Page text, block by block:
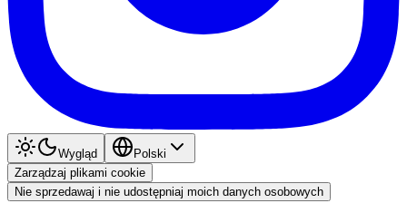
Wygląd
Polski
Zarządzaj plikami cookie
Nie sprzedawaj i nie udostępniaj moich danych osobowych